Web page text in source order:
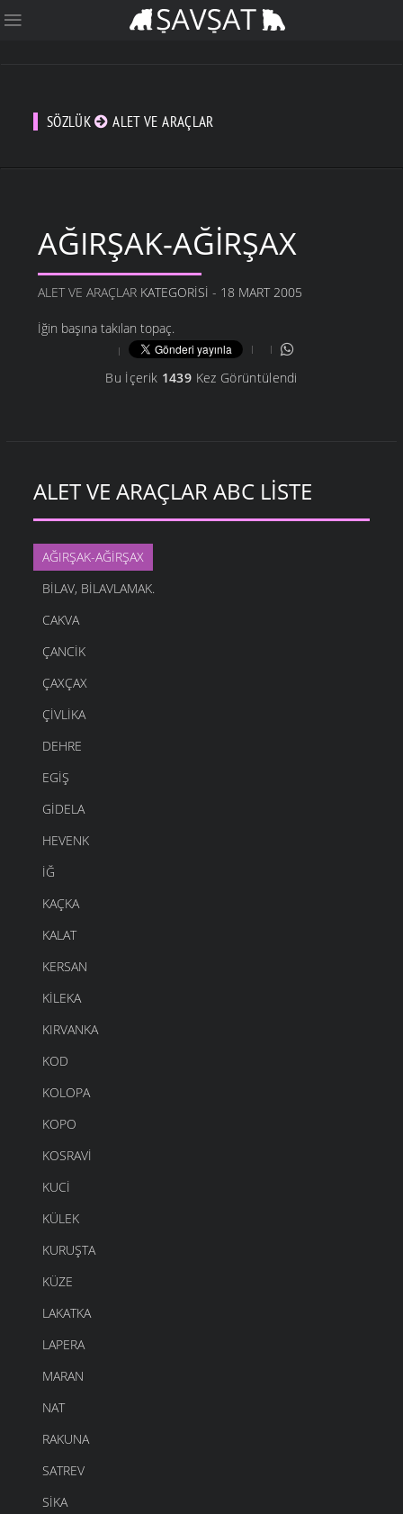
SÖZLÜK ALET VE ARAÇLAR
AĞIRŞAK-AĞIRŞAX
ALET VE ARAÇLAR KATEGORISI - 18 MART 2005
İğin başına takılan topaç.
Bu İçerik 1439 Kez Görüntülendi
ALET VE ARAÇLAR ABC LISTE
AĞIRŞAK-AĞIRŞAX
BILAV, BILAVLAMAK.
CAKVA
ÇANCIK
ÇAXÇAX
ÇIVLIKA
DEHRE
EGIŞ
GIDELA
HEVENK
İĞ
KAÇKA
KALAT
KERSAN
KILEKA
KIRVANKA
KOD
KOLOPA
KOPO
KOSRAVI
KUCI
KÜLEK
KURUŞTA
KÜZE
LAKATKA
LAPERA
MARAN
NAT
RAKUNA
SATREV
SIKA